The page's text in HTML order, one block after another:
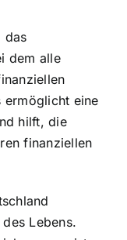
das
dem alle
ermöglicht eine
hilft, die
finanziellen
Lebens.